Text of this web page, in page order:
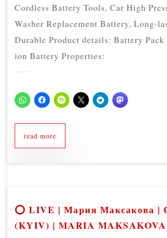
Cordless Battery Tools, Car High
Washer Replacement Battery, Long-
Durable Product details: Battery
ion Battery Properties:
read more
⭕ LIVE | Мария Максакова |
(KYIV) | MARIA MAKSAKOVA